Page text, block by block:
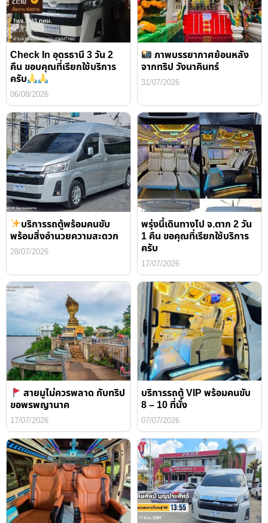
Check In อุดรธานี 3 วัน 2
คืน ขอบคุณที่เรียกใช้บริการ
ครับ
06/08/2026
ภาพบรรยากาศย้อนหลัง
จากทริป วังนาคินทร์
31/07/2026
บริการรถตู้พร้อมคนขับ
พร้อมสิ่งอำนวยความสะดวก
28/07/2026
พรุ่งนี้เดินทางไป จ.ตาก 2 วัน
1 คืน ขอคุณที่เรียกใช้บริการ
ครับ
17/07/2026
สายมูไม่ควรพลาด กับทริป
ขอพรพญานาค
17/07/2026
บริการรถตู้ VIP พร้อมคนขับ
8 – 10 ที่นั่ง
07/07/2026